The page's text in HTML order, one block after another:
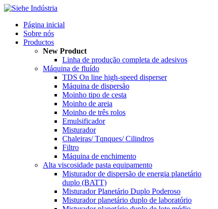
Página inicial
Sobre nós
Productos
New Product
Linha de produção completa de adesivos
Máquina de fluído
TDS On line high-speed disperser
Máquina de dispersão
Moinho tipo de cesta
Moinho de areia
Moinho de três rolos
Emulsificador
Misturador
Chaleiras/ Tqnques/ Cilindros
Filtro
Máquina de enchimento
Alta viscosidade pasta equipamento
Misturador de dispersão de energia planetário
duplo (BATT)
Misturador Planetário Duplo Poderoso
Misturador planetário duplo de laboratório